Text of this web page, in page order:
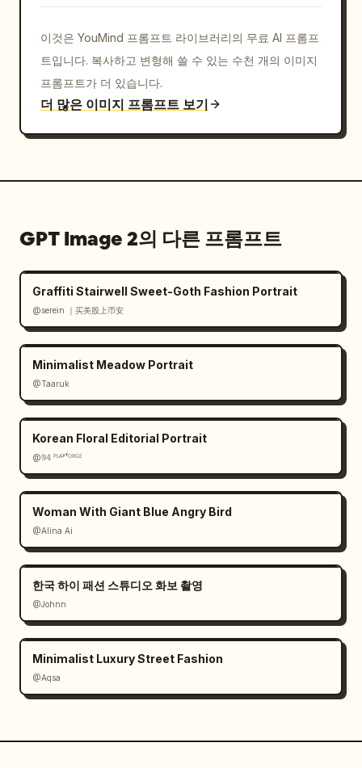
홀로그램 효과, 각인된 텍스처 및 사실적인 인쇄 디테
일을 강조합니다.
이것은 YouMind 프롬프트 라이브러리의 무료 AI 프롬프
트입니다. 복사하고 변형해 쓸 수 있는 수천 개의 이미지
프롬프트가 더 있습니다.
더 많은 이미지 프롬프트 보기
GPT Image 2의 다른 프롬프트
Graffiti Stairwell Sweet-Goth Fashion Portrait
@serein ｜买美股上币安
Minimalist Meadow Portrait
@Taaruk
Korean Floral Editorial Portrait
@𝟡𝟜 ᴾᴸᴬʸᶠᴼᴿᴳᴱ
Woman With Giant Blue Angry Bird
@Alina Ai
한국 하이 패션 스튜디오 화보 촬영
@Johnn
Minimalist Luxury Street Fashion
@Aqsa